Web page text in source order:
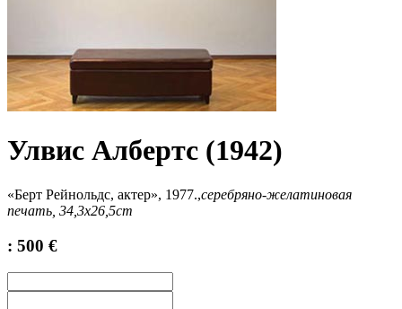
Улвис Албертс (1942)
«Берт Рейнольдс, актер», 1977.,cеребряно-желатиновая
печать, 34,3x26,5cm
: 500 €